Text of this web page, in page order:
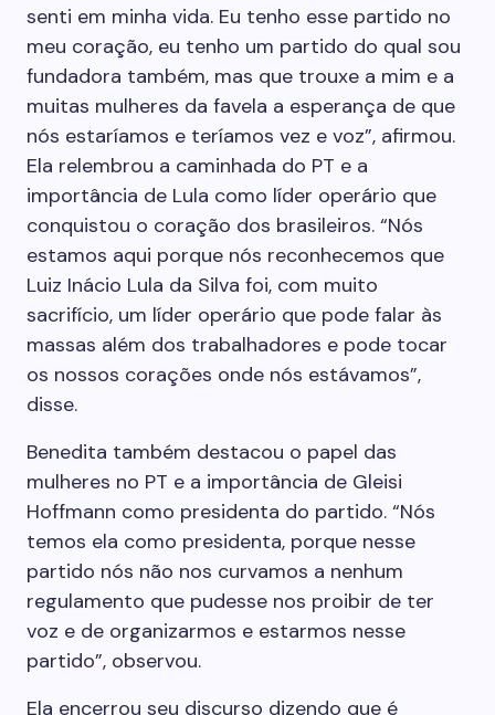
senti em minha vida. Eu tenho esse partido no
meu coração, eu tenho um partido do qual sou
fundadora também, mas que trouxe a mim e a
muitas mulheres da favela a esperança de que
nós estaríamos e teríamos vez e voz”, afirmou.
Ela relembrou a caminhada do PT e a
importância de Lula como líder operário que
conquistou o coração dos brasileiros. “Nós
estamos aqui porque nós reconhecemos que
Luiz Inácio Lula da Silva foi, com muito
sacrifício, um líder operário que pode falar às
massas além dos trabalhadores e pode tocar
os nossos corações onde nós estávamos”,
disse.
Benedita também destacou o papel das
mulheres no PT e a importância de Gleisi
Hoffmann como presidenta do partido. “Nós
temos ela como presidenta, porque nesse
partido nós não nos curvamos a nenhum
regulamento que pudesse nos proibir de ter
voz e de organizarmos e estarmos nesse
partido”, observou.
Ela encerrou seu discurso dizendo que é